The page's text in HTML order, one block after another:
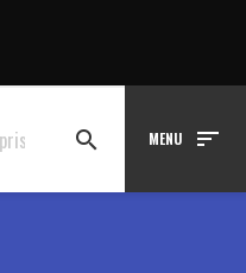
search MENU sort